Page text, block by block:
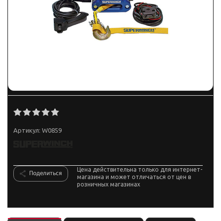
Артикул: W0859
Поделиться
Цена действительна только для интернет-
магазина и может отличаться от цен в
розничных магазинах